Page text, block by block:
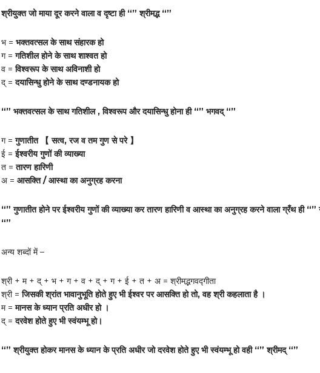
श्रीयुक्त जो माया दूर करने वाला व दृष्टा ही “” श्रीमद्भ “”
भ = भक्तवत्सल के साथ संहारक हो
ग =गतिशील होने के साथ शाश्वत हो
व =विश्वरूप के साथ अविनाशी हो
द् =दयासिन्धु होने के साथ दण्डनायक हो
“” भक्तवत्सल के साथ गतिशील , विश्वरूप और दयासिन्धु होना ही “” भगवद् “”
ग =गुणातीत 【 सत्व, रज व तम गुण से परे 】
ई =ईश्वरीय गुणों की व्याख्या
त =तारण हारिणी
अ = आसक्ति / आस्था का अनुग्रह करना
“” गुणातीत होने पर ईश्वरीय गुणों की व्याख्या कर तारण हारिणी व आस्था का अनुग्रह करने वाला ग्रँथ ही “”
“”
अन्य शब्दों में –
श्री + म + द् + भ + ग + व + द् + ग + ई + त + अ = श्रीमद्भगवद्गीता
श्री =जिसकी श्रांत भावानुभूति होते हुए भी ईश्वर पर आसक्ति हो तो, वह श्री कहलाता है ।
म =मानस के ध्यान प्रति अधीर हो ।
द् =दरवेश होते हुए भी स्वंयम्भू हो।
“” श्रीयुक्त होकर मानस के ध्यान के प्रति अधीर जो दरवेश होते हुए भी स्वंयम्भू हो वही “” श्रीमद् “”